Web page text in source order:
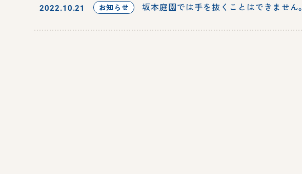
2022.10.21 お知らせ 坂本庭園では手を抜くことはできません。